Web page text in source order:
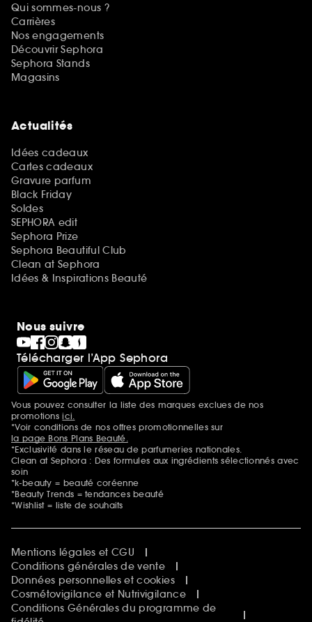
Qui sommes-nous ?
Carrières
Nos engagements
Découvrir Sephora
Sephora Stands
Magasins
Actualités
Idées cadeaux
Cartes cadeaux
Gravure parfum
Black Friday
Soldes
SEPHORA edit
Sephora Prize
Sephora Beautiful Club
Clean at Sephora
Idées & Inspirations Beauté
Nous suivre
Télécharger l’App Sephora
Mentions additionnelles
Vous pouvez consulter la liste des marques exclues de nos
promotionsici.
*Voir conditions de nos offres promotionnelles sur
la page Bons Plans Beauté.
*Exclusivité dans le réseau de parfumeries nationales.
Clean at Sephora : Des formules aux ingrédients sélectionnés avec
soin
*k-beauty = beauté coréenne
*Beauty Trends = tendances beauté
*Wishlist = liste de souhaits
Mentions légales et CGU
Conditions générales de vente
Données personnelles et cookies
Cosmétovigilance et Nutrivigilance
Conditions Générales du programme de